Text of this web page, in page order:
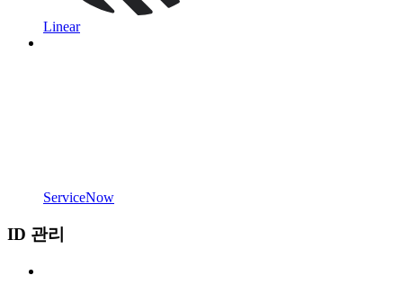
Linear
ServiceNow
ID 관리